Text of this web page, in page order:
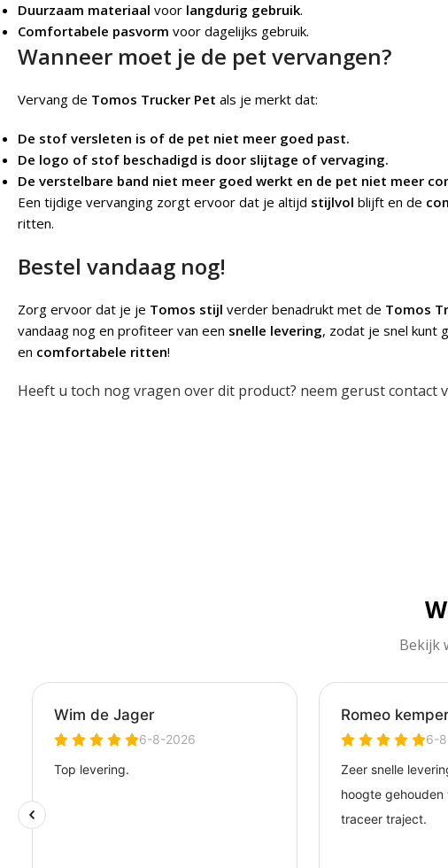
Duurzaam materiaal voor langdurig gebruik.
Comfortabele pasvorm voor dagelijks gebruik.
Wanneer moet je de pet vervangen?
Vervang de Tomos Trucker Pet als je merkt dat:
De stof versleten is of de pet niet meer goed past.
De logo of stof beschadigd is door slijtage of vervaging.
De verstelbare band niet meer goed werkt en de pet niet meer
Een tijdige vervanging zorgt ervoor dat je altijd stijlvol blijft en de
ritten.
Bestel vandaag nog!
Zorg ervoor dat je je Tomos stijl verder benadrukt met de Tomos
vandaag nog en profiteer van een snelle levering, zodat je snel kunt
en comfortabele ritten!
Heeft u toch nog vragen over dit product? neem gerust contact
Bekijk